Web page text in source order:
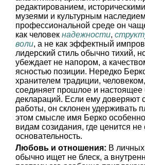
редактированием,
музеями и культурным
профессиональной среде он
как человек надежности,
воли, а не как эффектный
лидерский стиль обычно тихий,
убеждает не напором, а
ясностью позиции. Нередко
хранителем традиции,
соединяет прошлое и настоящее
деклараций. Если ему доверяют
работы, он склонен удерживать
этом смысле имя Берко
видам созидания, где ценится не
основательность.
Любовь и отношения: В
обычно ищет не блеск, а